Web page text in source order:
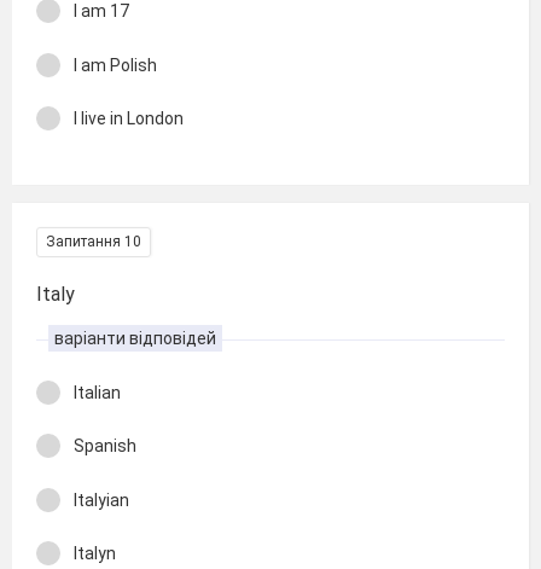
I am 17
I am Polish
I live in London
Запитання 10
Italy
варіанти відповідей
Italian
Spanish
Italyian
Italyn